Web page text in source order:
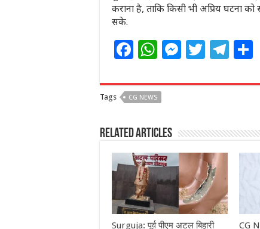
कराना है, ताकि किसी भी अप्रिय घटना
सके.
F
c
e
b
o
o
k
W
at
s
A
p
p
M
ss
n
g
e
r
T
itt
r
T
e
ra
m
Tags CG NEWS
Related Articles
Surguja: पूर्व पीएम अटल बिहारी
CG